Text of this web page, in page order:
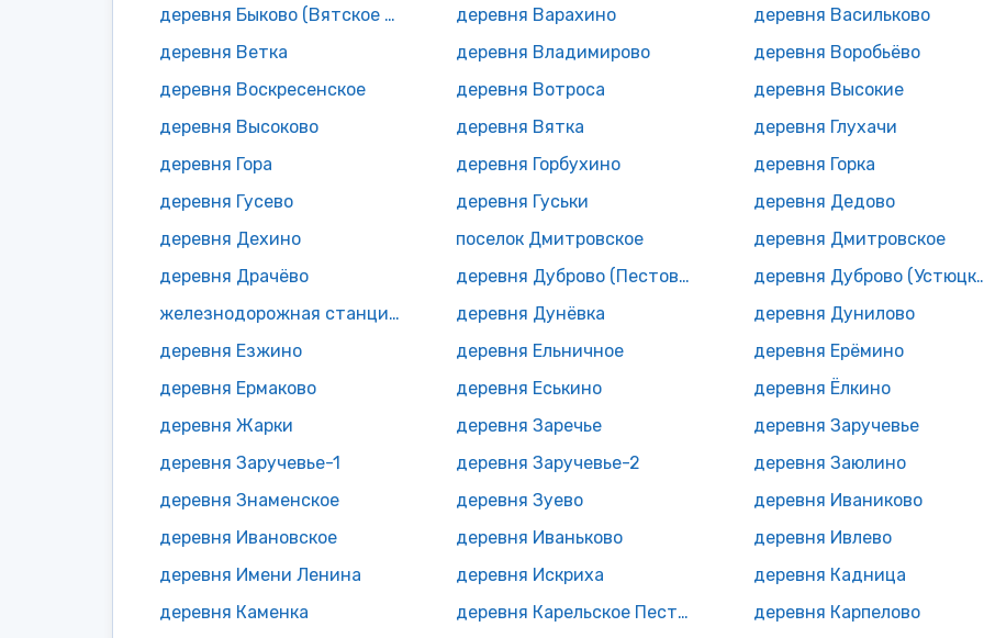
деревня Быково (Вятское с/п)
деревня Варахино
деревня Васильково
деревня Ветка
деревня Владимирово
деревня Воробьёво
деревня Воскресенское
деревня Вотроса
деревня Высокие
деревня Высоково
деревня Вятка
деревня Глухачи
деревня Гора
деревня Горбухино
деревня Горка
деревня Гусево
деревня Гуськи
деревня Дедово
деревня Дехино
поселок Дмитровское
деревня Дмитровское
деревня Драчёво
деревня Дуброво (Пестовское с/п)
деревня
железнодорожная станция Дунёвка
деревня Дунёвка
деревня Дунилово
деревня Езжино
деревня Ельничное
деревня Ерёмино
деревня Ермаково
деревня Еськино
деревня Ёлкино
деревня Жарки
деревня Заречье
деревня Заручевье
деревня Заручевье-1
деревня Заручевье-2
деревня Заюлино
деревня Знаменское
деревня Зуево
деревня Иваниково
деревня Ивановское
деревня Иваньково
деревня Ивлево
деревня Имени Ленина
деревня Искриха
деревня Кадница
деревня Каменка
деревня Карельское Пестово
деревня Карпелово